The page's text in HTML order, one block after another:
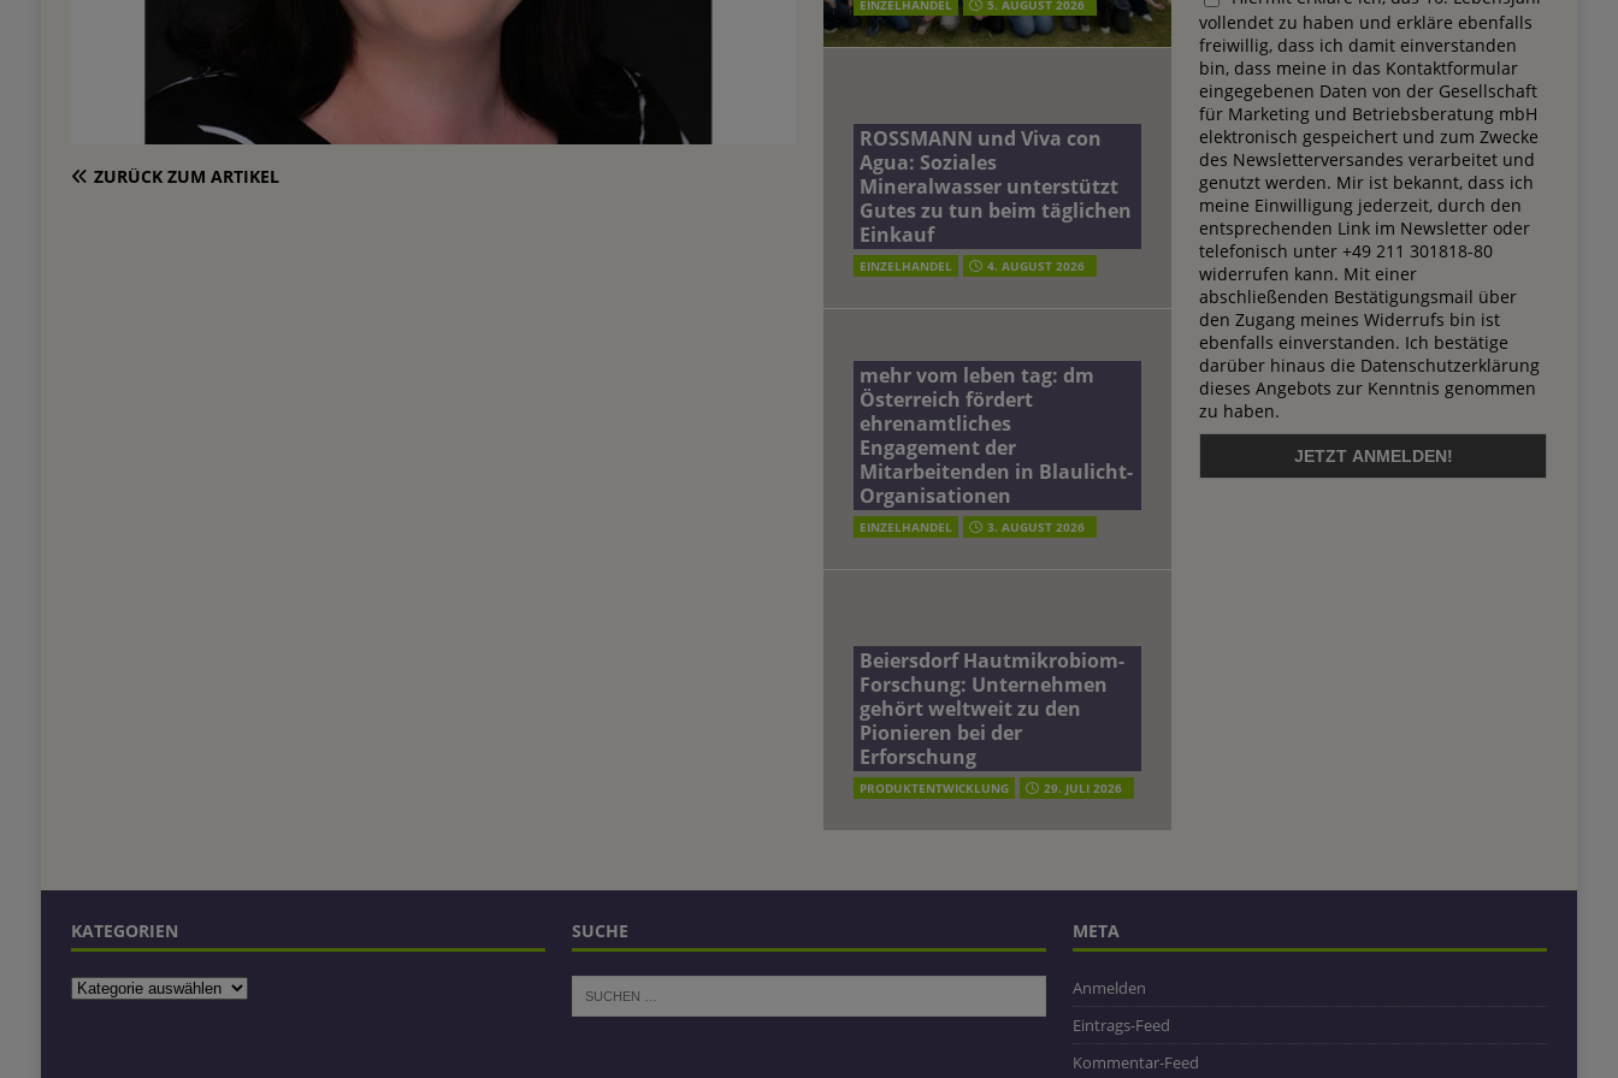
ZURÜCK ZUM ARTIKEL
EINZELHANDEL 5. AUGUST 2026
ROSSMANN und Viva con
Agua: Soziales
Mineralwasser unterstützt
Gutes zu tun beim täglichen
Einkauf
EINZELHANDEL 4. AUGUST 2026
mehr vom leben tag: dm
Österreich fördert
ehrenamtliches
Engagement der
Mitarbeitenden in Blaulicht-
Organisationen
EINZELHANDEL 3. AUGUST 2026
Beiersdorf Hautmikrobiom-
Forschung: Unternehmen
gehört weltweit zu den
Pionieren bei der
Erforschung
PRODUKTENTWICKLUNG 29. JULI 2026
vollendet zu haben und erkläre ebenfalls
freiwillig, dass ich damit einverstanden
bin, dass meine in das Kontaktformular
eingegebenen Daten von der Gesellschaft
für Marketing und Betriebsberatung mbH
elektronisch gespeichert und zum Zwecke
des Newsletterversandes verarbeitet und
genutzt werden. Mir ist bekannt, dass ich
meine Einwilligung jederzeit, durch den
entsprechenden Link im Newsletter oder
telefonisch unter +49 211 301818-80
widerrufen kann. Mit einer
abschließenden Bestätigungsmail über
den Zugang meines Widerrufs bin ist
ebenfalls einverstanden. Ich bestätige
darüber hinaus die Datenschutzerklärung
dieses Angebots zur Kenntnis genommen
zu haben.
KATEGORIEN SUCHE META
Anmelden
Eintrags-Feed
Kommentar-Feed